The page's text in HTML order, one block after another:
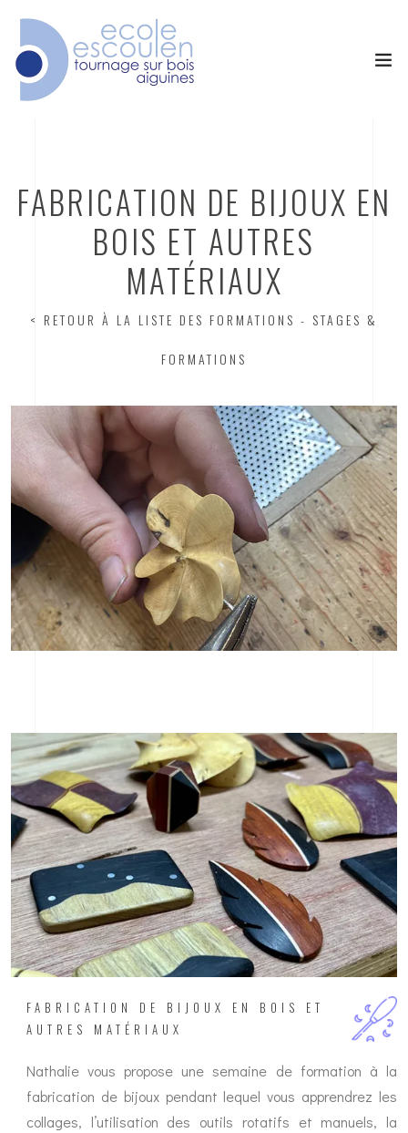
FABRICATION DE BIJOUX EN
BOIS ET AUTRES
MATÉRIAUX
< RETOUR À LA LISTE DES FORMATIONS - STAGES &
FORMATIONS
FABRICATION DE BIJOUX EN BOIS ET
AUTRES MATÉRIAUX
Nathalie vous propose une semaine de formation à la
fabrication de bijoux pendant lequel vous apprendrez les
collages, l’utilisation des outils rotatifs et manuels, la